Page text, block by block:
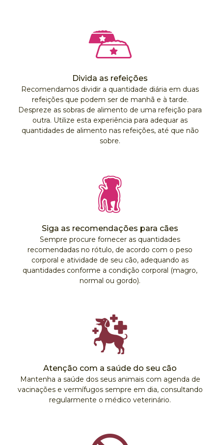
Divida as refeições
Recomendamos dividir a quantidade diária em duas
refeições que podem ser de manhã e à tarde.
Despreze as sobras de alimento de uma refeição para
outra. Utilize esta experiência para adequar as
quantidades de alimento nas refeições, até que não
sobre.
Siga as recomendações para cães
Sempre procure fornecer as quantidades
recomendadas no rótulo, de acordo com o peso
corporal e atividade de seu cão, adequando as
quantidades conforme a condição corporal (magro,
normal ou gordo).
Atenção com a saúde do seu cão
Mantenha a saúde dos seus animais com agenda de
vacinações e vermífugos sempre em dia, consultando
regularmente o médico veterinário.